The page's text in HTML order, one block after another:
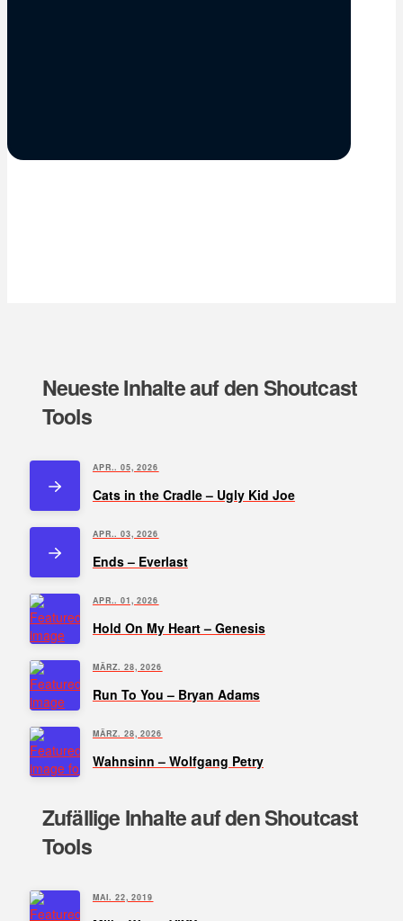
Neueste Inhalte auf den Shoutcast
Tools
APR.. 05, 2026
Cats in the Cradle – Ugly Kid Joe
APR.. 03, 2026
Ends – Everlast
APR.. 01, 2026
Hold On My Heart – Genesis
MÄRZ. 28, 2026
Run To You – Bryan Adams
MÄRZ. 28, 2026
Wahnsinn – Wolfgang Petry
Zufällige Inhalte auf den Shoutcast
Tools
MAI. 22, 2019